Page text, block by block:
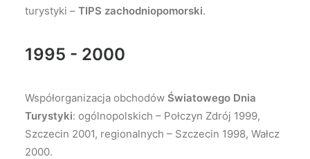
turystyki – TIPS zachodniopomorski.
1995 - 2000
Współorganizacja obchodów Światowego Dnia
Turystyki: ogólnopolskich – Połczyn Zdrój 1999,
Szczecin 2001, regionalnych – Szczecin 1998, Wałcz
2000.